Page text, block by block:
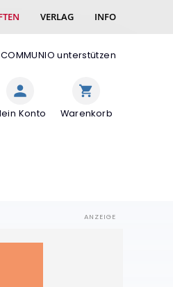
VERLAG INFO
COMMUNIO unterstützen
Konto Warenkorb